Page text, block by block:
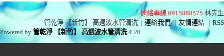
連絡專線 0915888575 林先生
管乾淨 【新竹】 高週波水管清洗 | 連絡我們 | 友情連結 | RSS
Powered by管乾淨 【新竹】 高週波水管清洗 4.20